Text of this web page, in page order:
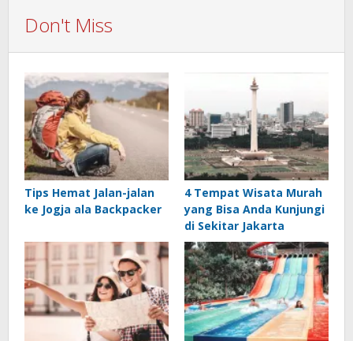
Don't Miss
Tips Hemat Jalan-jalan
ke Jogja ala Backpacker
4 Tempat Wisata Murah
yang Bisa Anda Kunjungi
di Sekitar Jakarta